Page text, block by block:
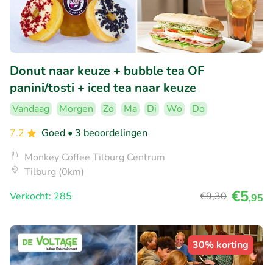
Donut naar keuze + bubble tea OF
panini/tosti + iced tea naar keuze
Vandaag Morgen Zo Ma Di Wo
Do
7.2
Goed • 3 beoordelingen
Monkey Coffee Tilburg Centrum
Tilburg (0km)
Verkocht: 285
€9,30 €5,95
30% korting